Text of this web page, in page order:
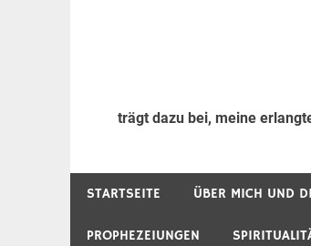
trägt dazu bei, meine
STARTSEITE ÜBER MICH UND
PROPHEZEIUNGEN